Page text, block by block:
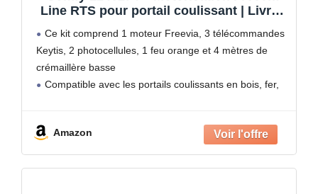
Line RTS pour portail coulissant | Livrée
orange, photocellules et 4m de
crémaillère | Fabriquée en France |
Compatible app TaHoma
Ce kit comprend 1 moteur Freevia, 3 télécommandes
Keytis, 2 photocellules, 1 feu orange et 4 mètres de
crémaillère basse
Compatible avec les portails coulissants en bois, fer,
Amazon